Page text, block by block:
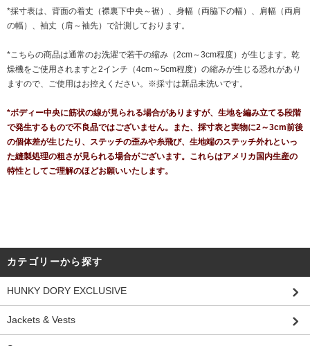
*採寸表は、背面の着丈（襟裏下中央～裾）、身幅（両脇下の幅）、肩幅（両肩
の幅）、袖丈（肩～袖先）で計測しております。
*こちらの商品は通常のお洗濯で若干の縮み（2cm～3cm程度）が生じます。乾
燥機をご使用されますと2インチ（4cm～5cm程度）の縮みが生じる恐れがあり
ますので、ご使用はお控えください。※採寸は新品未洗いです。
*ボディー中央に筋状の線が見られる場合がありますが、生地を編み立てる段階
で発生するもので不良品ではございません。また、採寸表と実物に2～3cm前後
の個体差が生じたり、ステッチの歪みや糸飛び、生地端のステッチ外れといっ
た縫製処理の粗さが見られる場合がございます。これらはアメリカ国内生産の
特性としてご理解のほどお願いいたします。
カテゴリーから探す
HUNKY DORY EXCLUSIVE
Jackets & Vests